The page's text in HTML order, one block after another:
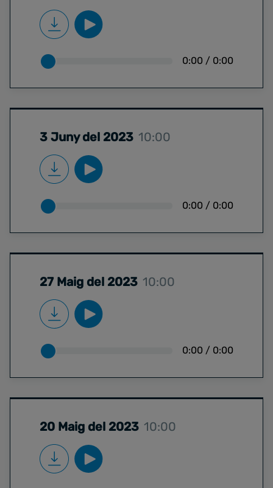
0:00 / 0:00
3 Juny del 2023 10:00
0:00 / 0:00
27 Maig del 2023 10:00
0:00 / 0:00
20 Maig del 2023 10:00